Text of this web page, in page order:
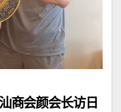
商会颜会长访日